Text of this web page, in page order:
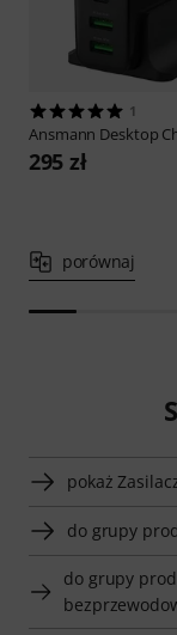
1
Ansmann Desktop
295 zł
porównaj
pokaż
do grupy
do grupy